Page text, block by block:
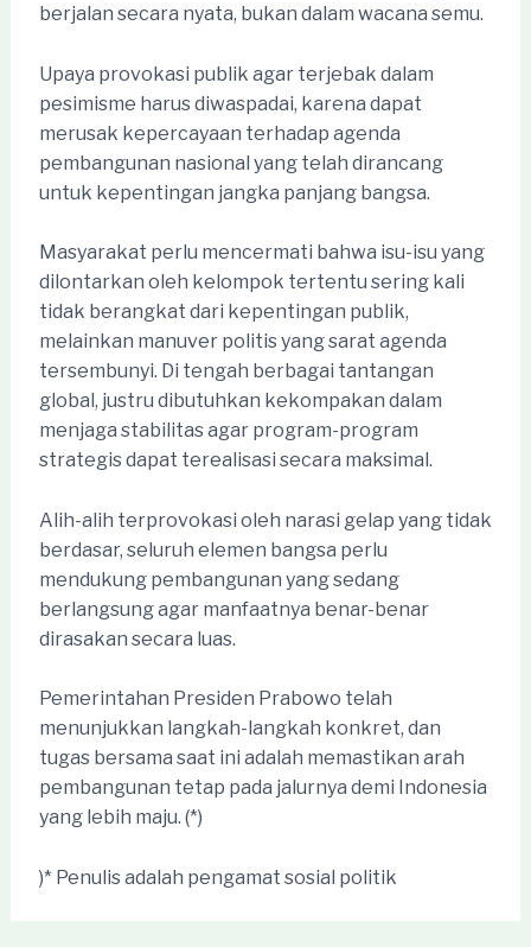
berjalan secara nyata, bukan dalam wacana semu.
Upaya provokasi publik agar terjebak dalam
pesimisme harus diwaspadai, karena dapat
merusak kepercayaan terhadap agenda
pembangunan nasional yang telah dirancang
untuk kepentingan jangka panjang bangsa.
Masyarakat perlu mencermati bahwa isu-isu yang
dilontarkan oleh kelompok tertentu sering kali
tidak berangkat dari kepentingan publik,
melainkan manuver politis yang sarat agenda
tersembunyi. Di tengah berbagai tantangan
global, justru dibutuhkan kekompakan dalam
menjaga stabilitas agar program-program
strategis dapat terealisasi secara maksimal.
Alih-alih terprovokasi oleh narasi gelap yang tidak
berdasar, seluruh elemen bangsa perlu
mendukung pembangunan yang sedang
berlangsung agar manfaatnya benar-benar
dirasakan secara luas.
Pemerintahan Presiden Prabowo telah
menunjukkan langkah-langkah konkret, dan
tugas bersama saat ini adalah memastikan arah
pembangunan tetap pada jalurnya demi Indonesia
yang lebih maju. (*)
)* Penulis adalah pengamat sosial politik